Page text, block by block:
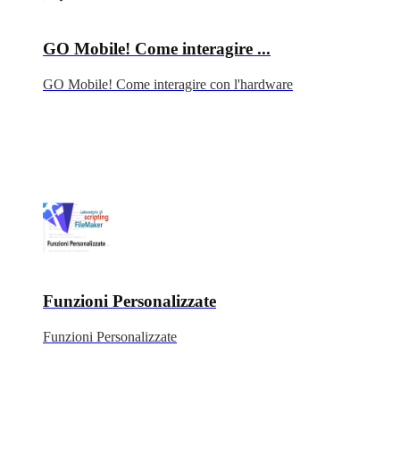
GO Mobile! Come interagire ...
GO Mobile! Come interagire con l'hardware
Funzioni Personalizzate
Funzioni Personalizzate